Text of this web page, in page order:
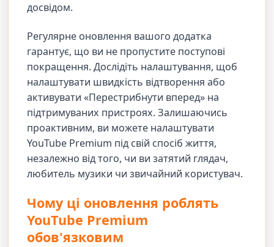
досвідом.
Регулярне оновлення вашого додатка
гарантує, що ви не пропустите поступові
покращення. Дослідіть налаштування, щоб
налаштувати швидкість відтворення або
активувати «Перестрибнути вперед» на
підтримуваних пристроях. Залишаючись
проактивним, ви можете налаштувати
YouTube Premium під свій спосіб життя,
незалежно від того, чи ви затятий глядач,
любитель музики чи звичайний користувач.
Чому ці оновлення роблять
YouTube Premium
обов'язковим